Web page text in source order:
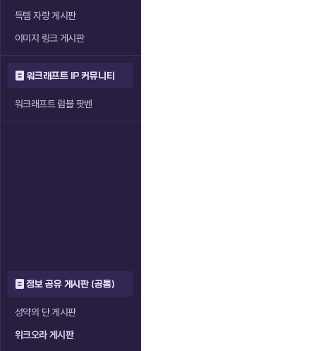
득템 자랑 게시판
이미지 링크 게시판
워크래프트 IP 커뮤니티
워크래프트 럼블 팟벤
정보 공유 게시판 (공통)
성약의 단 게시판
위크오라 게시판